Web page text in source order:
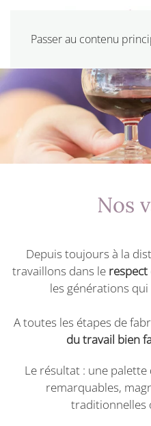
Passer au contenu
Nos
Depuis toujours à la
travaillons dans le
les générations
A toutes les étapes de
du travail bien
Le résultat : une
remarquables,
traditionnelles